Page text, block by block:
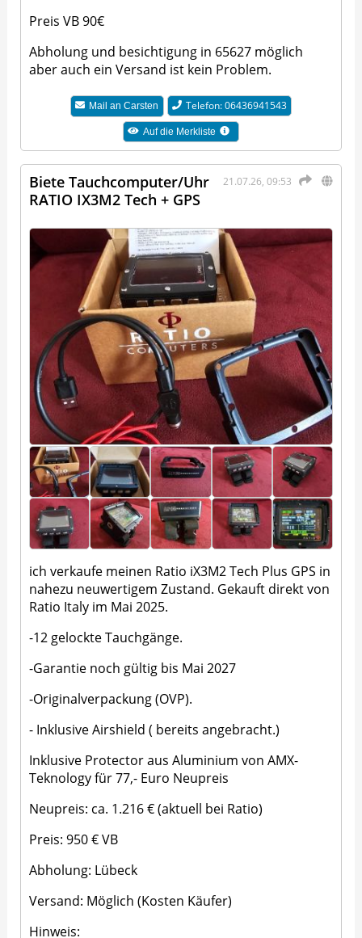
Preis VB 90€
Abholung und besichtigung in 65627 möglich
aber auch ein Versand ist kein Problem.
Mail anCarsten Telefon: 06436941543
Auf die Merkliste
21.07.26, 09:53
Biete Tauchcomputer/Uhr
RATIO IX3M2 Tech + GPS
ich verkaufe meinen Ratio iX3M2 Tech Plus GPS in
nahezu neuwertigem Zustand. Gekauft direkt von
Ratio Italy im Mai 2025.
-12 gelockte Tauchgänge.
-Garantie noch gültig bis Mai 2027
-Originalverpackung (OVP).
- Inklusive Airshield ( bereits angebracht.)
Inklusive Protector aus Aluminium von AMX-
Teknology für 77,- Euro Neupreis
Neupreis: ca. 1.216 € (aktuell bei Ratio)
Preis: 950 € VB
Abholung: Lübeck
Versand: Möglich (Kosten Käufer)
Hinweis: